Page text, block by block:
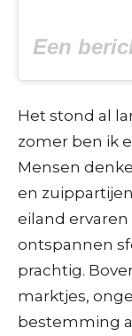
Een
Het stond al
zomer ben ik
Mensen
en
eiland ervaren
ontspannen
prachtig.
marktjes,
bestemming